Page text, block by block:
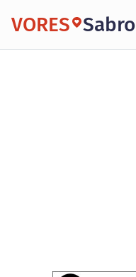
VORES Sabro